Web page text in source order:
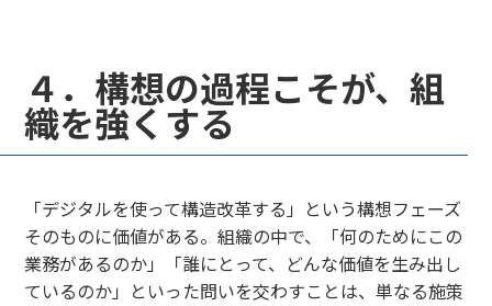
４．構想の過程こそが、組
織を強くする
「デジタルを使って構造改革する」という構想フェーズ
そのものに価値がある。組織の中で、「何のためにこの
業務があるのか」「誰にとって、どんな価値を生み出し
ているのか」といった問いを交わすことは、単なる施策